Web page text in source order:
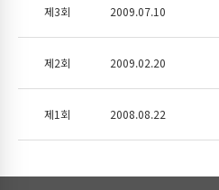
제3회 2009.07.10
제2회 2009.02.20
제1회 2008.08.22